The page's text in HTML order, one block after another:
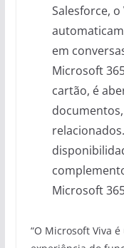
Salesforce,
em
Microsoft
cartão, é
Microsoft
“O Microsoft Viva